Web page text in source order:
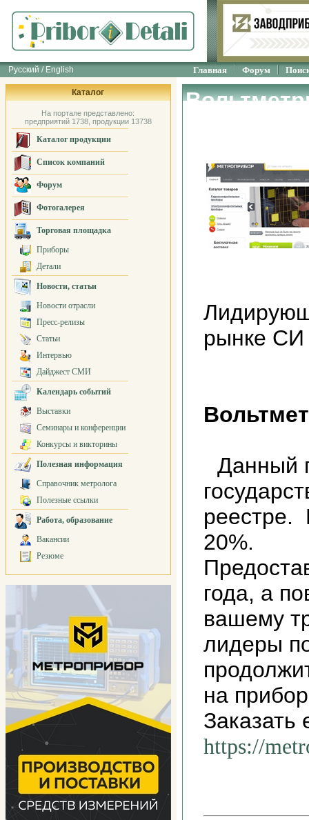
Русский / English Главная Форум
Каталог
На портале представлено:
предприятий 1738, продукции 13738
Каталог продукции
Список компаний
Форум
Фотогалерея
Торговая площадка
Приборы
Детали
Новости, статьи
Новости отрасли
Пресс-релизы
Статьи
Интервью
Дайджест СМИ
Календарь событий
Выставки
Семинары и конференции
Конкурсы и викторины
Полезная информация
Справочник метролога
Полезные ссылки
Работа, образование
Вакансии
Резюме
рынке СИ
Данный
реестре.
20%.
года, а
вашему
лидеры
на
Заказать
https://